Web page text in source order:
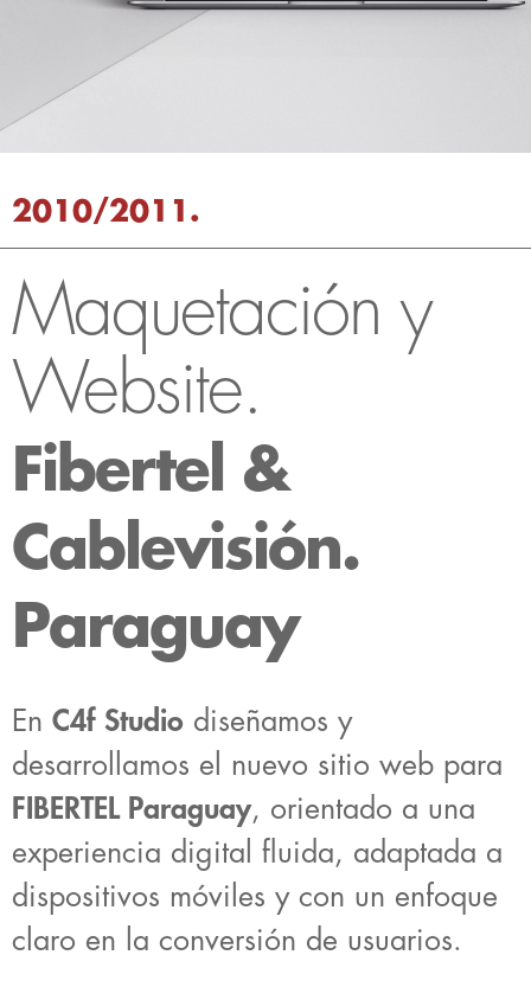
2010/2011.
Maquetación y
Website.
Fibertel &
Cablevisión.
Paraguay
En C4f Studio diseñamos y
desarrollamos el nuevo sitio web para
FIBERTEL Paraguay, orientado a una
experiencia digital fluida, adaptada a
dispositivos móviles y con un enfoque
claro en la conversión de usuarios.